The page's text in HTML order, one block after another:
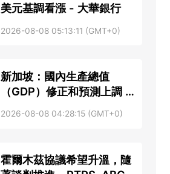
美元基調看漲 - 大華銀行
2026-08-08 05:13:11 (GMT+0)
新加坡：國內生產總值
（GDP）修正和預測上調 –
2026-08-08 04:28:15 (GMT+0)
霍爾木茲協議希望升溫，隨